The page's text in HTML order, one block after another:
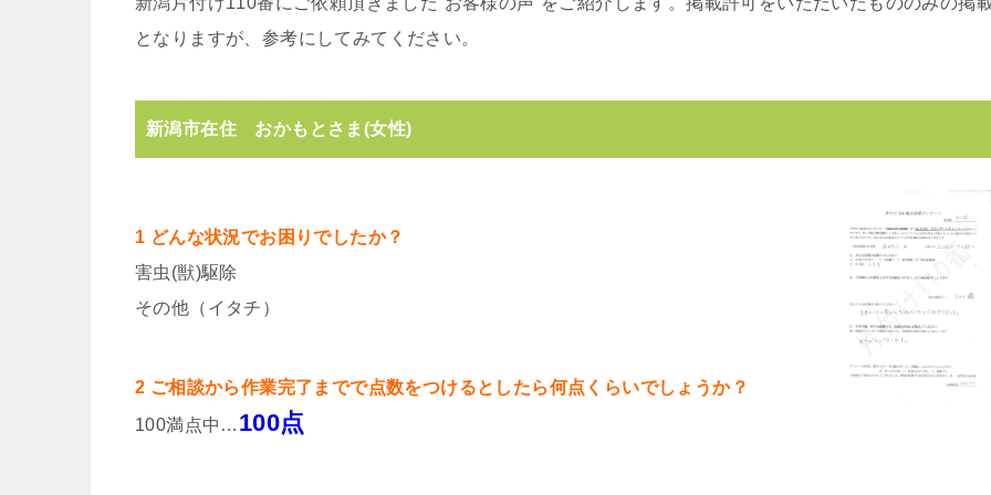
となりますが、参考にしてみてください。
新潟市在住 おかもとさま(女性)
1 どんな状況でお困りでしたか？
害虫(獣)駆除
その他（イタチ）
2 ご相談から作業完了までで点数をつけるとしたら何点くらいでしょうか？
100満点中… 100点